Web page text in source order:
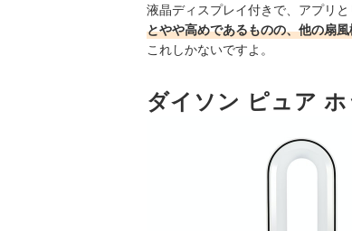
液晶ディスプレイ付きで、アプリ
とやや高めであるものの、他の扇
これしかないですよ。
ダイソン ピュア